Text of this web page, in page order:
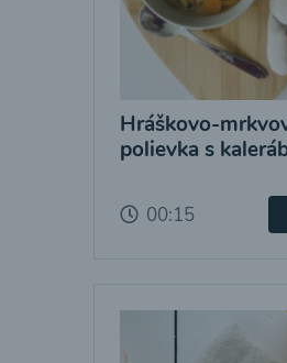
Hráškovo-
polievka s
00:15